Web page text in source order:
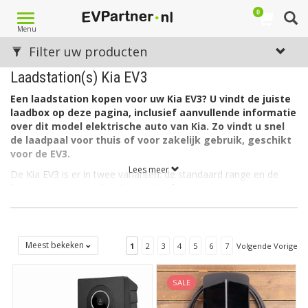
Toggle
navigation
Menu
0
Laadstation(s) Kia EV3
Een laadstation kopen voor uw Kia EV3? U vindt de juiste
laadbox op deze pagina, inclusief aanvullende informatie
over dit model elektrische auto van Kia. Zo vindt u snel
de laadpaal voor thuis of voor zakelijk gebruik, geschikt
voor de EV3.
De Kia EV3 is er in twee varianten: de standaard range en de
De lader in de Kia EV3 kan ook laden via 1 fase met maximaal
Welk soort laadstation voor de Kia EV3?
De Kia EV3 heeft aan autozijde een aansluiting Type 2 en kan
Lees meer
Filter uw producten
Meest bekeken 1 2 3 4 5 6 7 Volgende Vorige
SALE